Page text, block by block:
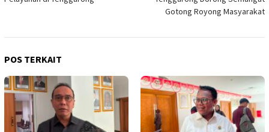
Gotong Royong Masyarakat
POS TERKAIT